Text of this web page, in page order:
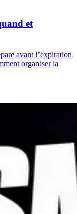
et
avant l’expiration
organiser la